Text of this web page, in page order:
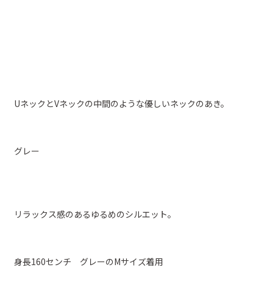
UネックとVネックの中間のような優しいネックのあき。
グレー
リラックス感のあるゆるめのシルエット。
身長160センチ グレーのMサイズ着用